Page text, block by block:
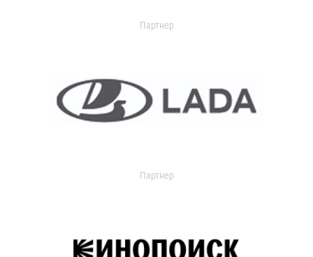
Партнер
Партнер